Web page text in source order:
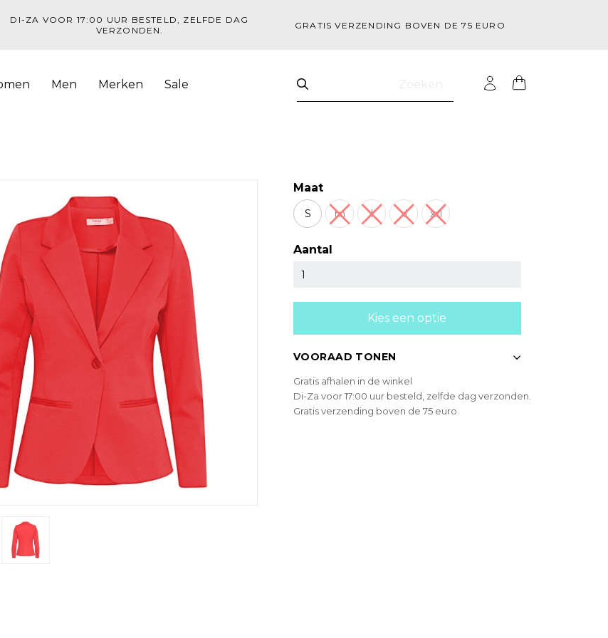
DI-ZA VOOR 17:00 UUR BESTELD, ZELFDE DAG
VERZONDEN.
GRATIS VERZENDING BOVEN DE 75 EURO
Men Merken Sale
Maat
S m l xl xxl
Aantal
Kies een optie
VOORAAD TONEN
Gratis afhalen in de winkel
Di-Za voor 17:00 uur besteld, zelfde dag verzonden.
Gratis verzending boven de 75 euro